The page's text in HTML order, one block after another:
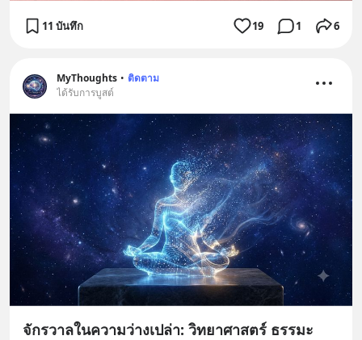
11 บันทึก 19 1 6
MyThoughts • ติดตาม
ได้รับการบูสต์
จักรวาลในความว่างเปล่า: วิทยาศาสตร์ ธรรมะ